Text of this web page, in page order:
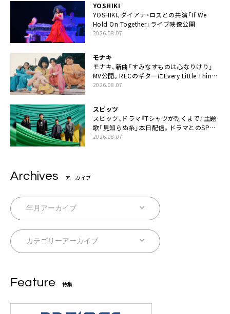
YOSHIKI
YOSHIKI、ダイアナ・ロスとの共演「If We
Hold On Together」ライブ映像公開
2026.08.07
モナキ
モナキ、新曲「すみなすものは心なりけり」
MV公開。RECのギターにEvery Little Thing・
伊藤一朗参加も
2026.08.07
スピッツ
スピッツ、ドラマ『Tシャツが乾くまで』主題
歌「見知らぬ糸」本日配信。ドラマとのSPコ
ラボムービー公開も
2026.08.07
Archives アーカイブ
Feature 特集